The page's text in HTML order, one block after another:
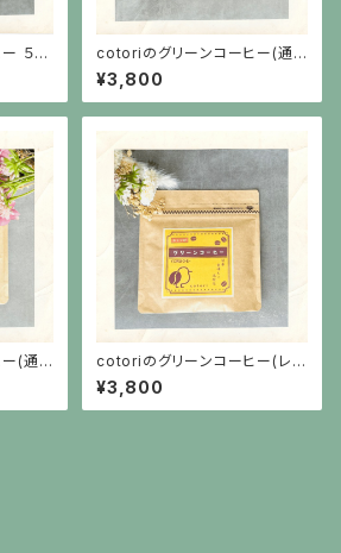
５袋
cotoriのグリーンコーヒー(通
常ラベル）
¥3,800
(通
cotoriのグリーンコーヒー(レト
ロラベル）
¥3,800